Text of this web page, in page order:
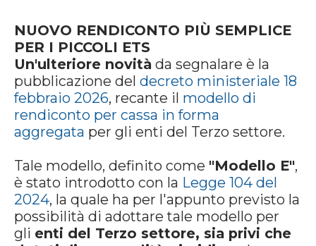
NUOVO RENDICONTO PIÙ SEMPLICE
PER I PICCOLI ETS
Un'ulteriore novità da segnalare è la
pubblicazione del decreto ministeriale 18
febbraio 2026, recante il modello di
rendiconto per cassa in forma
aggregata per gli enti del Terzo settore.
Tale modello, definito come "Modello E",
è stato introdotto con la Legge 104 del
2024, la quale ha per l'appunto previsto la
possibilità di adottare tale modello per
gli enti del Terzo settore, sia privi che